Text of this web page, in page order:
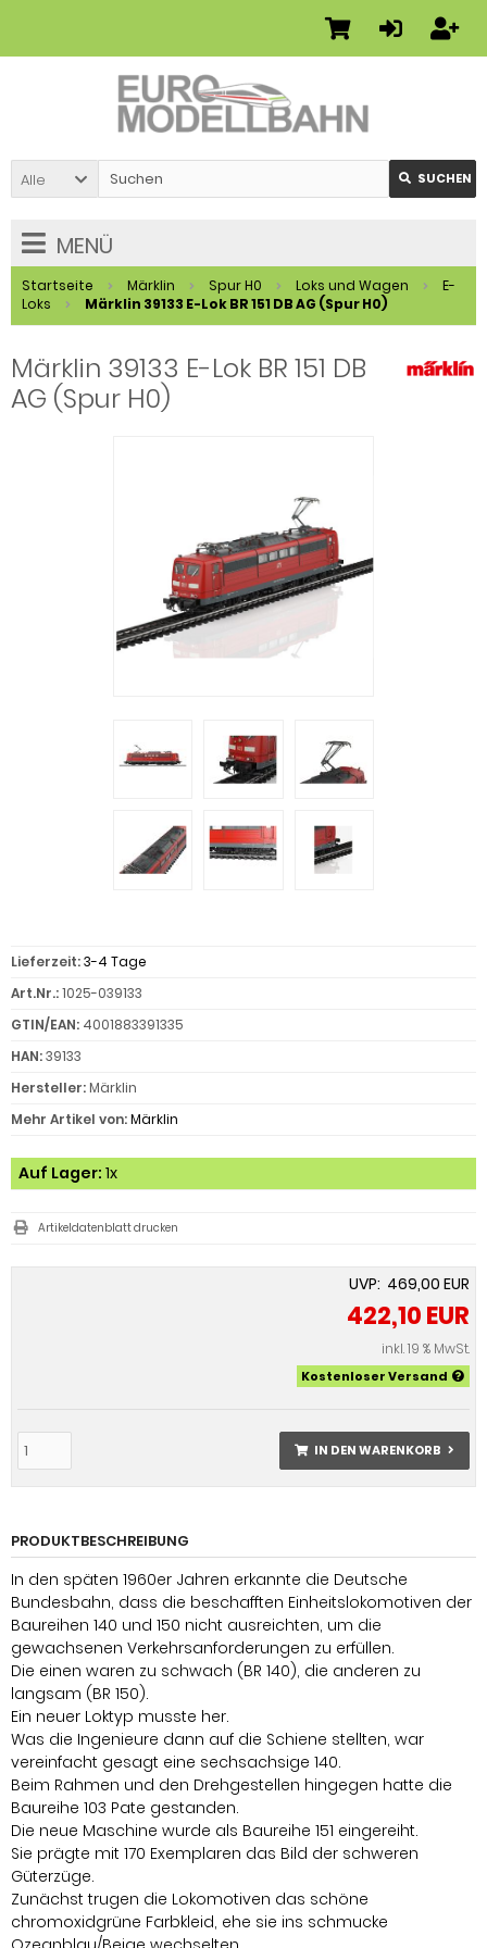
Alle SUCHEN
MENÜ
Startseite Märklin Spur H0 Loks und Wagen
E-
Loks
Märklin 39133 E-Lok BR 151 DB AG (Spur H0)
Märklin 39133 E-Lok BR 151 DB
AG (Spur H0)
UVP: 469,00 EUR
422,10 EUR
inkl. 19 % MwSt.
Kostenloser Versand
IN DEN WARENKORB
Lieferzeit:3-4 Tage
Art.Nr.:1025-039133
GTIN/EAN: 4001883391335
HAN:39133
Hersteller:Märklin
Mehr Artikel von:Märklin
Auf Lager: 1x
Artikeldatenblatt drucken
PRODUKTBESCHREIBUNG
In den späten 1960er Jahren erkannte die Deutsche
Bundesbahn, dass die beschafften Einheitslokomotiven der
Baureihen 140 und 150 nicht ausreichten, um die
gewachsenen Verkehrsanforderungen zu erfüllen.
Die einen waren zu schwach (BR 140), die anderen zu
langsam (BR 150).
Ein neuer Loktyp musste her.
Was die Ingenieure dann auf die Schiene stellten, war
vereinfacht gesagt eine sechsachsige 140.
Beim Rahmen und den Drehgestellen hingegen hatte die
Baureihe 103 Pate gestanden.
Die neue Maschine wurde als Baureihe 151 eingereiht.
Sie prägte mit 170 Exemplaren das Bild der schweren
Güterzüge.
Zunächst trugen die Lokomotiven das schöne
chromoxidgrüne Farbkleid, ehe sie ins schmucke